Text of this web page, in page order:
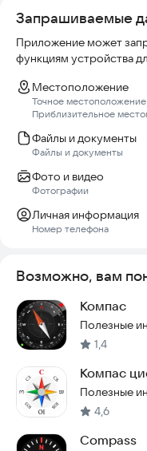
Запрашиваемые
Приложение может
функциям устройства
Местоположение
Точное местоположение
Приблизительное
Файлы и документы
Файлы и документы
Фото и видео
Фотографии
Личная информация
Номер телефона
Возможно, вам
Компас
Полезные
1,4
Компас
Полезные
4,6
Compass